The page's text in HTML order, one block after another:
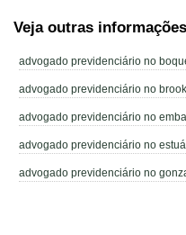
Veja outras
advogado previdenciário no
advogado previdenciário no
advogado previdenciário no
advogado previdenciário no
advogado previdenciário no